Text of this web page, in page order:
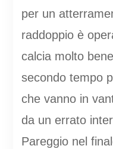
per un
raddoppio è
calcia molto
secondo tempo
che vanno in
da un errato
Pareggio nel